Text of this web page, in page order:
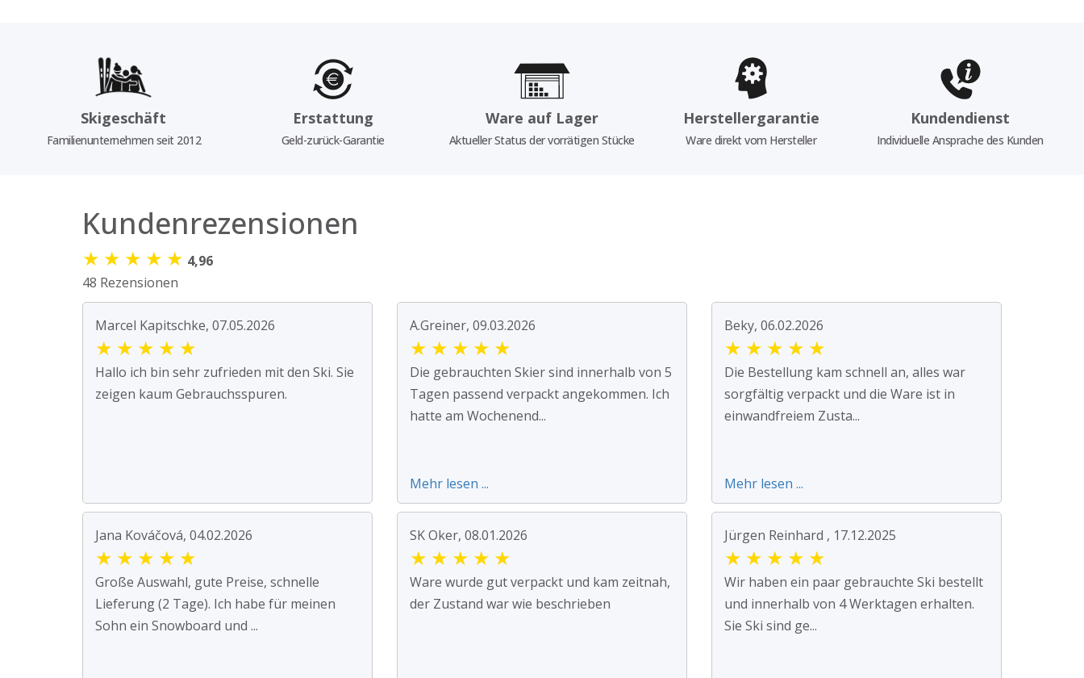
Skigeschäft
Familienunternehmen seit 2012
Erstattung
Geld-zurück-Garantie
Ware auf Lager
Aktueller Status der vorrätigen Stücke
Herstellergarantie
Ware direkt vom Hersteller
Kundendienst
Individuelle Ansprache des Kunden
Kundenrezensionen
★ ★ ★ ★ ★ 4,96
48 Rezensionen
Marcel Kapitschke, 07.05.2026
★ ★ ★ ★ ★
Hallo ich bin sehr zufrieden mit den Ski. Sie
zeigen kaum Gebrauchsspuren.
A.Greiner, 09.03.2026
★ ★ ★ ★ ★
Die gebrauchten Skier sind innerhalb von 5
Tagen passend verpackt angekommen. Ich
hatte am Wochenend...
Mehr lesen ...
Beky, 06.02.2026
★ ★ ★ ★ ★
Die Bestellung kam schnell an, alles war
sorgfältig verpackt und die Ware ist in
einwandfreiem Zusta...
Mehr lesen ...
Jana Kováčová, 04.02.2026
★ ★ ★ ★ ★
Große Auswahl, gute Preise, schnelle
Lieferung (2 Tage). Ich habe für meinen
Sohn ein Snowboard und ...
SK Oker, 08.01.2026
★ ★ ★ ★ ★
Ware wurde gut verpackt und kam zeitnah,
der Zustand war wie beschrieben
Jürgen Reinhard , 17.12.2025
★ ★ ★ ★ ★
Wir haben ein paar gebrauchte Ski bestellt
und innerhalb von 4 Werktagen erhalten.
Sie Ski sind ge...